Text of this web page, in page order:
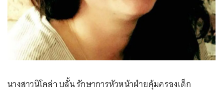
นางสาวนิโคล่า บลั้น รักษาการหัวหน้าฝ่ายคุ้มครองเด็ก